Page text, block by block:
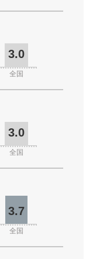
3.0
全国
3.0
全国
3.7
全国